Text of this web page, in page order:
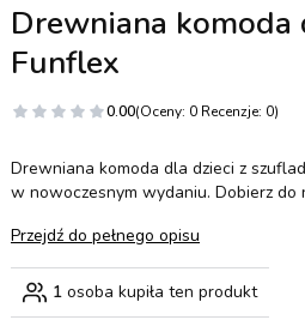
Drewniana
Funflex
0.00(Oceny: 0 Recenzje: 0)
Drewniana komoda dla dzieci z
w nowoczesnym wydaniu. Dobierz do
Przejdź do pełnego opisu
1 osoba kupiła ten produkt